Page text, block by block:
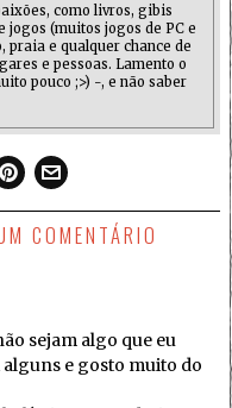
como livros, gibis
(muitos jogos de PC e
praia e qualquer chance de
e pessoas. Lamento o
pouco ;>) -, e não saber
COMENTÁRIO
sejam algo que eu
e gosto muito do